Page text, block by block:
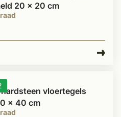
20 x 20 cm
vloertegels
x 40 cm